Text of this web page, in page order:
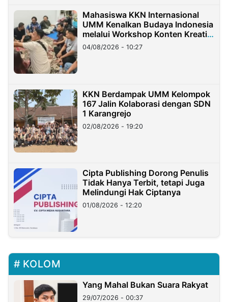
Mahasiswa KKN Internasional
UMM Kenalkan Budaya Indonesia
melalui Workshop Konten Kreatif
di Taiwan
04/08/2026 - 10:27
KKN Berdampak UMM Kelompok
167 Jalin Kolaborasi dengan SDN
1 Karangrejo
02/08/2026 - 19:20
Cipta Publishing Dorong Penulis
Tidak Hanya Terbit, tetapi Juga
Melindungi Hak Ciptanya
01/08/2026 - 12:20
KOLOM
Yang Mahal Bukan Suara Rakyat
29/07/2026 - 00:37